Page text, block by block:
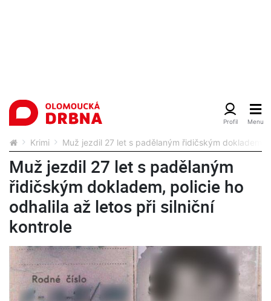
Krimi Muž jezdil 27 let s padělaným řidičským dokladem,
Muž jezdil 27 let s padělaným
řidičským dokladem, policie ho
odhalila až letos při silniční
kontrole